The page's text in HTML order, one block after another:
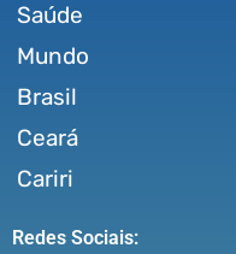
Saúde
Mundo
Brasil
Ceará
Cariri
Redes Sociais: